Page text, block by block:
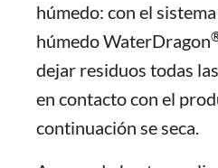
húmedo: con el
húmedo WaterDragon
dejar residuos todas
en contacto con el
continuación se seca.